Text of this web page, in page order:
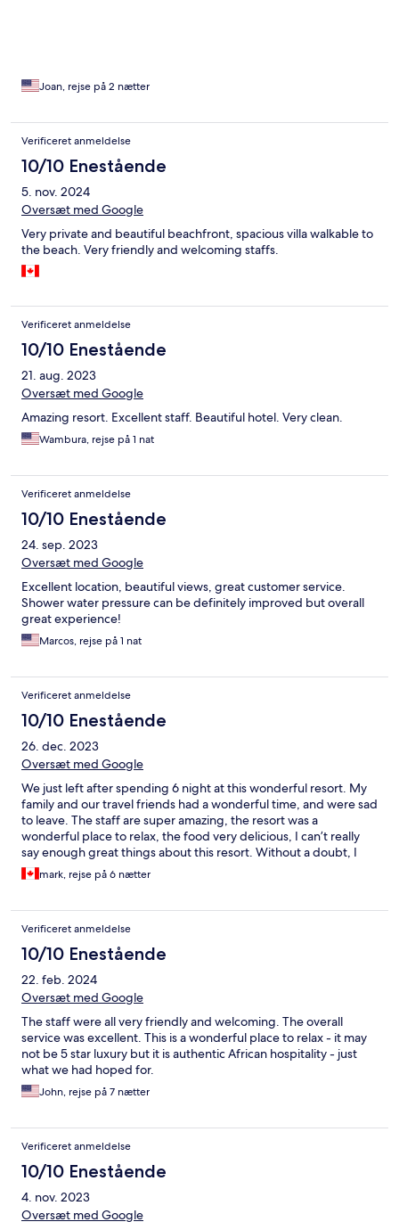
Joan, rejse på 2 nætter
Verificeret anmeldelse
10/10 Enestående
5. nov. 2024
Oversæt med Google
Very private and beautiful beachfront, spacious villa walkable to
the beach. Very friendly and welcoming staffs.
Verificeret anmeldelse
10/10 Enestående
21. aug. 2023
Oversæt med Google
Amazing resort. Excellent staff. Beautiful hotel. Very clean.
Wambura, rejse på 1 nat
Verificeret anmeldelse
10/10 Enestående
24. sep. 2023
Oversæt med Google
Excellent location, beautiful views, great customer service.
Shower water pressure can be definitely improved but overall
great experience!
Marcos, rejse på 1 nat
Verificeret anmeldelse
10/10 Enestående
26. dec. 2023
Oversæt med Google
We just left after spending 6 night at this wonderful resort. My
family and our travel friends had a wonderful time, and were sad
to leave. The staff are super amazing, the resort was a
wonderful place to relax, the food very delicious, I can’t really
say enough great things about this resort. Without a doubt, I
would highly recommend the Pongwe Beach Hotel!
mark, rejse på 6 nætter
Verificeret anmeldelse
10/10 Enestående
22. feb. 2024
Oversæt med Google
The staff were all very friendly and welcoming. The overall
service was excellent. This is a wonderful place to relax - it may
not be 5 star luxury but it is authentic African hospitality - just
what we had hoped for.
John, rejse på 7 nætter
Verificeret anmeldelse
10/10 Enestående
4. nov. 2023
Oversæt med Google